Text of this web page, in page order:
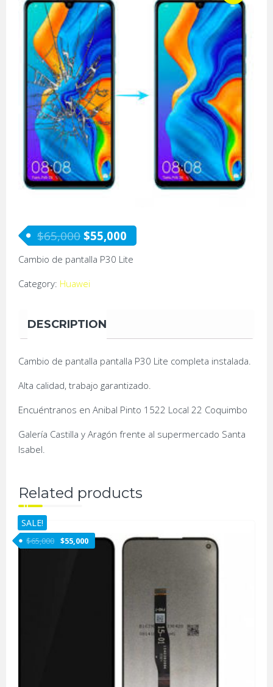
$65,000 $55,000
Cambio de pantalla P30 Lite
Category: Huawei
DESCRIPTION
Cambio de pantalla pantalla P30 Lite completa instalada.
Alta calidad, trabajo garantizado.
Encuéntranos en Anibal Pinto 1522 Local 22 Coquimbo
Galería Castilla y Aragón frente al supermercado Santa
Isabel.
Related products
SALE!
$65,000 $55,000